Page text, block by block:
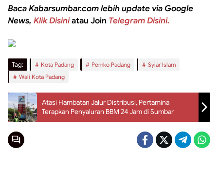
Baca Kabarsumbar.com lebih update via Google
News, Klik Disiniatau Join Telegram Disini.
Tag: Kota Padang Pemko Padang
Syiar Islam
Wali Kota Padang
Atasi Hambatan Jalur Distribusi, Pertamina
Terapkan Penyaluran BBM 24 Jam di Sumbar